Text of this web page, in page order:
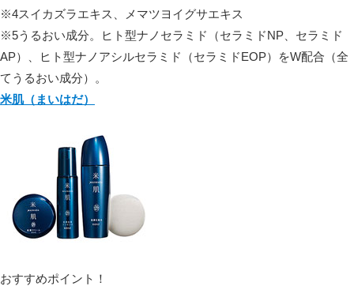
※4スイカズラエキス、メマツヨイグサエキス
※5うるおい成分。ヒト型ナノセラミド（セラミドNP、セラミド
AP）、ヒト型ナノアシルセラミド（セラミドEOP）をW配合（全
てうるおい成分）。
米肌（まいはだ）
おすすめポイント！